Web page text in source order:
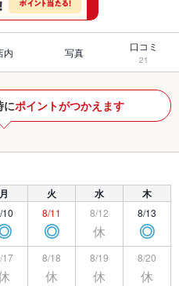
内 写真 口コミ
21
にポイントがつかえます
月 火 水 木
10 8/11
◎
8/12
休
8/13
◎
17 8/18
休
8/19
休
8/20
休